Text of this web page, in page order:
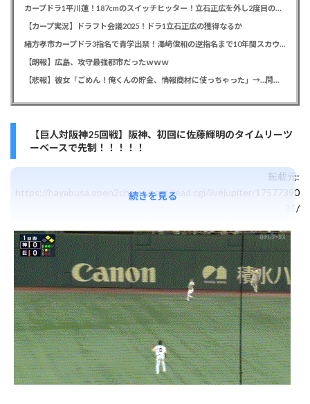
カープドラ1平川蓮！187cmのスイッチヒッター！立石正広を外し2度目の重複も新井監督がクジを引き当てる！【ドラフト会議2025】
【カープ実況】ドラフト会議2025！ドラ1立石正広の獲得なるか
緒方孝市カープドラ3指名で青学出禁！澤﨑俊和の逆指名まで10年間スカウト出禁
【朗報】広島、攻守最強都市だったｗｗｗ
【悲報】彼女「ごめん！俺くんの貯金、情報商材に使っちゃった」→…問い詰めたらギャン泣きされたんだが俺が悪いのか？
【巨人対阪神25回戦】阪神、初回に佐藤輝明のタイムリーツ
ーベースで先制！！！！！
転載元:
https://hayabusa.open2ch.net/test/read.cgi/livejupiter/17577390
35/
続きを見る